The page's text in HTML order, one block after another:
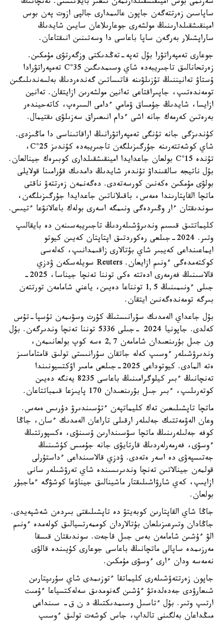
ساپاسىن زەرتتەگەن جاپون عالىمدارى جالپى ازوت پەن بوس
امينقىشقىلدارىنىڭ مولشەرى جوعارىلاعان سايىن شايدىڭ
ساراپشىلار بەرگەن ساپا باعاسى دا وسەتىنىن انىقتاعان.
جوعارى تەمپەراتۋرا بۇل تەپە-تەڭدىكتى وزگەرتۋى مۇمكىن.
زەرتحانالىق تاجىريبەدە شاي وسىمدىگىن 35°C تەمپەراتۋرادا
ۇستاۋ تەانيننىڭ تۇزىلۋىنە قاتىساتىن گەندەردىڭ بەلسەندىلىگىن
تومەندەتىپ، جاپىراقتاعى تەانين مولشەرىن ازايتقان. تەانين
ازايسا، شايدىڭ جۇمساق ۋمامي ءدامى السىرەپ، كاتەحيندەر
بەرەتىن كەرمەك جانە اشى ءدام انىعىراق سەزىلۋى ىقتيمال.
كۇندىزگى جانە تۇنگى تەمپەراتۋرانىڭ اراقاتىناسى دا ماڭىزدى.
شاي كوشەتتەرىنە جۇرگىزىلگەن تاجىريبەدە كۇندىز 25°C،
تۇندە 15°C بولعان جاعدايدا امينقىشقىلدارى كوبىرەك جينالعان.
بۇل ناتيجە سالقىنداۋ تۇندەر شايدىڭ دامدىك قۇرامىنا قولايلى
بولۋى مۇمكىن ەكەنىن كورسەتەدى. دەگەنمەن زەرتتەۋ ناقتى
ماتچا القاپتارىندا ەمەس، باقىلاناتىن جاعدايدا جۇرگىزىلگەن،
سوندىقتان ءار وڭىردەگى ونىمگە اسەرى بولەك باعالانۋعا ءتيىس.
كليماتتىق قىسىم وندىرۋشىلەردىڭ تاجىريبەسىنەن دە بايقالىپ
وتىر. 2024-جىلعى رەكوردتىق اپتاپتان كەيىن كيوتو
ايماعىنداعى كەيبىر شاي بۇتالارى زاقىمدانىپ، كەلەسى
كوكتەمدەگى ءونىم ازايعان. Reuters سويلەسكەن ۋدزي
قالاسىنىڭ فەرمەرى ادەتتە ەكى توننا تەنچا جيناسا، 2025-
جىلى ءونىمىنىڭ 1,5 تونناعا دەيىن، ياعني شامامەن تورتتەن
بىرگە تومەندەگەنىن ايتقان.
بۇل جاعداي الەمدىك سۇرانىستىڭ كۇرت وسۋىمەن تۇسپا-تۇس
كەلدى. جاپونيا 2024 -جىلى 5336 توننا تەنچا وندىرگەن. بۇل
ون جىل بۇرىنعىدان شامامەن 2,7 ەسە كوپ بولعانىمەن،
وندىرۋشىلەر ءوسىپ كەلە جاتقان سۇرانىستى تولىق قامتاماسىز
ەتە المادى. كيوتوداعى 2025-جىلعى مامىر اۋكتسيونىندا
تەنچانىڭ ءبىر كيلوگرامىنىڭ باعاسى 8235 يەنگە دەيىن
كوتەرىلىپ، ءبىر جىل بۇرىنعىدان 170 پايىزعا قىمباتتاعان.
ماتچا تاپشىلىعىن تەك كليماتپەن ءتۇسىندىرۋ دۇرىس ەمەس.
وعان الەۋمەتتىك جەلىلەر ارقىلى تاراعان الەمدىك ءسان، جاڭا
كوفە جەلىلەرىنىڭ ماتچا سۋسىندارىن ۇسىنۋى، ەكسپورتتىڭ
ءوسۋى، فەرمەرلەردىڭ قارتايۋى جانە جۇمىس كۇشىنىڭ
جەتىسپەۋى دە اسەر ەتەدى. ۋدزي قالاسىنداعى ءداستۇرلى
قولمەن جينالاتىن تەنچا وندىرىسىندە شاي تەرۋشىلەر سانى
ازايىپ، كەي شارۋاشىلىقتار ماشينالىق جيناۋعا كوشۋگە ءماجبۇر
بولعان.
جاڭا شاي القاپتارىن كوبەيتۋ دە تاپشىلىقتى بىردەن شەشپەيدى.
جاڭادان وتىرعىزىلعان بۇتالاردان كوممەرتسيالىق كولەمدە ءونىم
الۋ ءۇشىن شامامەن بەس جىل قاجەت. سوندىقتان قىسقا
مەرزىمدە ساپالى ماتچانىڭ باعاسى جوعارى كۇيىندە قالۋى
نەمەسە ودان ءارى ءوسۋى مۇمكىن.
جاپون زەرتتەۋشىلەرى كليماتقا ءتوزىمدى شاي سۇرىپتارىن
شىعارۋدى جەدەلدەتۋ ءۇشىن گەنومدىق سەلەكتسياعا ءۇمىت
ارتىپ وتىر. بۇل ءتاسىل وسىمدىكتىڭ د ن ق- سىنداعى
مىڭداعان بەلگىنى تالداپ، جاس كوشەت تولىق ءوسىپ